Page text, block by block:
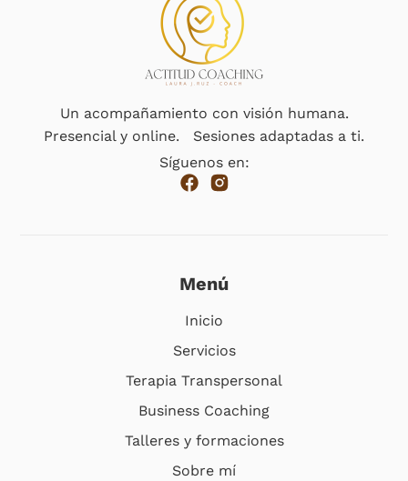
Un acompañamiento con visión humana.
Presencial y online. Sesiones adaptadas a ti.
Síguenos en:
Menú
Inicio
Servicios
Terapia Transpersonal
Business Coaching
Talleres y formaciones
Sobre mí